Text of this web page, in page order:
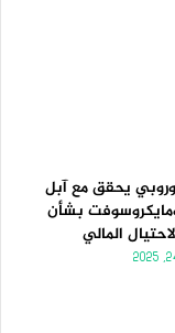
يحقق مع آبل
بشأن
المالي